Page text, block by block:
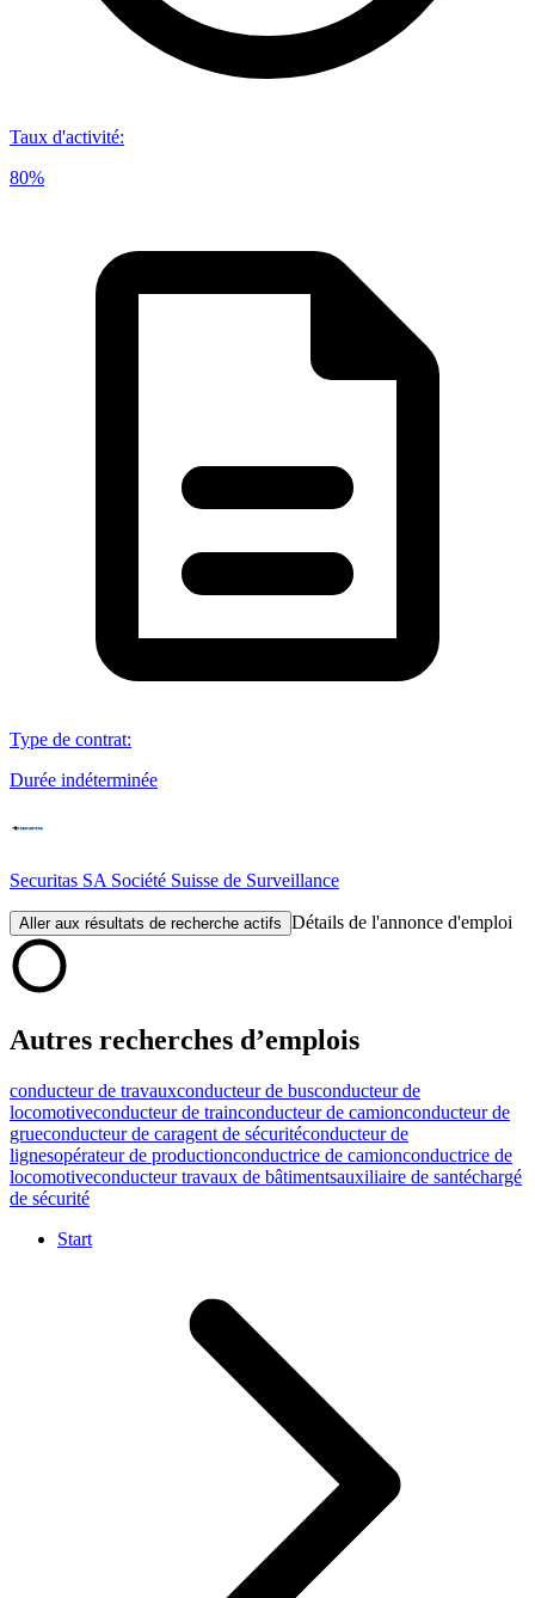
Taux d'activité:
80%
Type de contrat:
Durée indéterminée
Securitas SA Société Suisse de Surveillance
Aller aux résultats de recherche actifs Détails de l'annonce d'emploi
Autres recherches d’emplois
conducteur de travauxconducteur de busconducteur de
locomotiveconducteur de trainconducteur de camionconducteur de
grueconducteur de caragent de sécuritéconducteur de
lignesopérateur de productionconductrice de camionconductrice de
locomotiveconducteur travaux de bâtimentsauxiliaire de santéchargé
de sécurité
Start